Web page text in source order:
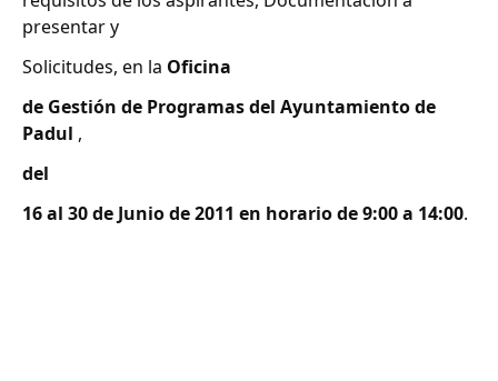
presentar y
Solicitudes, en la Oficina
de Gestión de Programas del Ayuntamiento de
Padul ,
del
16 al 30 de Junio de 2011 en horario de 9:00 a 14:00.